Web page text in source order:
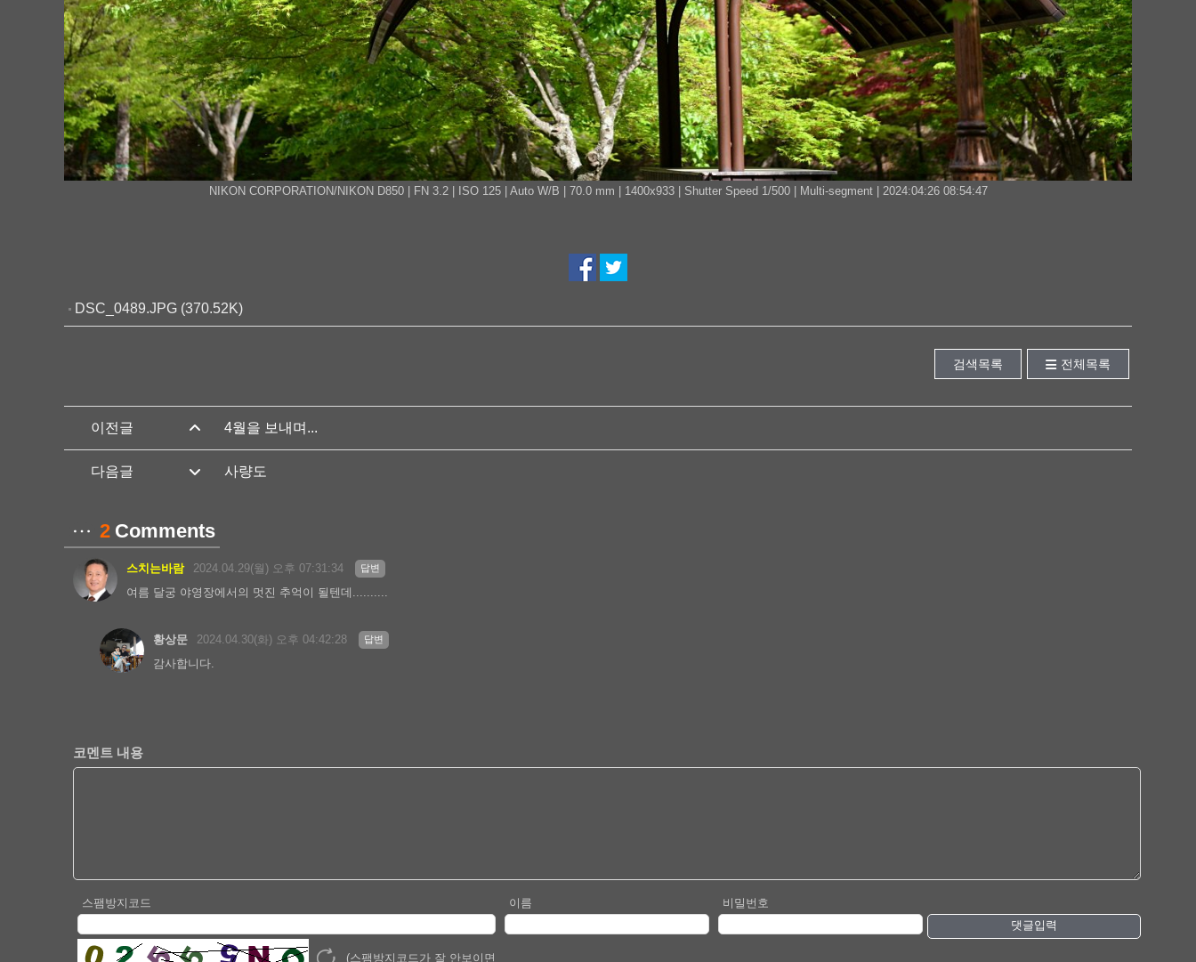
NIKON CORPORATION/NIKON D850 | FN 3.2 | ISO 125 | Auto W/B | 70.0 mm | 1400x933 | Shutter Speed 1/500 | Multi-segment | 2024:04:26 08:54:47
DSC_0489.JPG (370.52K)
검색목록 전체목록
4월을 보내며...
사량도
2 Comments
스치는바람 2024.04.29(월) 오후 07:31:34 답변
여름 달궁 야영장에서의 멋진 추억이 될텐데..........
황상문 2024.04.30(화) 오후 04:42:28 답변
감사합니다.
코멘트 내용
스팸방지코드
(스팸방지코드가 잘 안보이면
이름
비밀번호
댓글입력